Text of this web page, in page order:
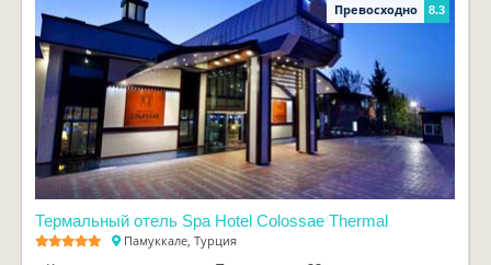
Превосходно 8.3
Термальный отель Spa Hotel Colossae Thermal
Памуккале, Турция